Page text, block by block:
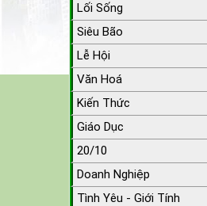
Lối Sống
Siêu Bão
Lễ Hội
Văn Hoá
Kiến Thức
Giáo Dục
20/10
Doanh Nghiệp
Tình Yêu - Giới Tính